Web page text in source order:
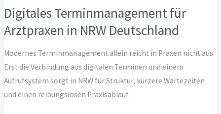
Digitales Terminmanagement für
Arztpraxen in NRW Deutschland
Modernes Terminmanagement allein reicht in Praxen nicht aus.
Erst die Verbindung aus digitalen Terminen und einem
Aufrufsystem sorgt in NRW für Struktur, kürzere Wartezeiten
und einen reibungslosen Praxisablauf.